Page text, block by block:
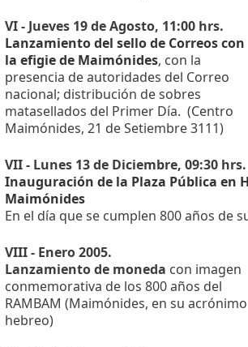
VI - Jueves 19 de Agosto, 11:00 hrs.
Lanzamiento del sello de Correos con
la efigie de Maimónides, con la
presencia de autoridades del Correo
nacional; distribución de sobres
matasellados del Primer Día. (Centro
Maimónides, 21 de Setiembre 3111)
VII - Lunes 13 de Diciembre, 09:30 hrs.
Inauguración de la Plaza Pública en
Maimónides
En el día que se cumplen 800 años de
VIII - Enero 2005.
Lanzamiento de moneda con imagen
conmemorativa de los 800 años del
RAMBAM (Maimónides, en su acrónimo
hebreo)